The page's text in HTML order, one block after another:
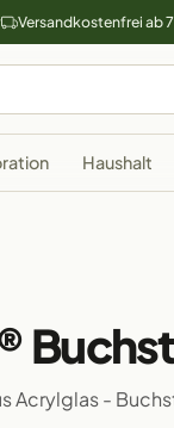
Versandkostenfrei ab
Haushalt
Acrylglas -